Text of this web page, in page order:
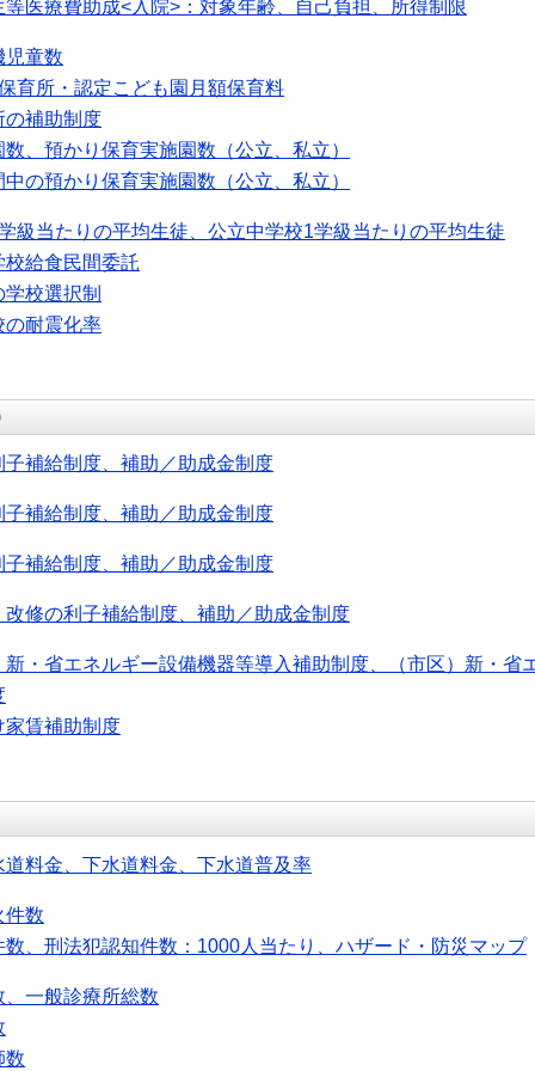
医療費助成<入院>：対象年齢、自己負担、所得制限
児童数
育所・認定こども園月額保育料
の補助制度
、預かり保育実施園数（公立、私立）
の預かり保育実施園数（公立、私立）
級当たりの平均生徒、公立中学校1学級当たりの平均生徒
給食民間委託
校選択制
の耐震化率
子補給制度、補助／助成金制度
子補給制度、補助／助成金制度
子補給制度、補助／助成金制度
改修の利子補給制度、補助／助成金制度
新・省エネルギー設備機器等導入補助制度、（市区）新・省
家賃補助制度
道料金、下水道料金、下水道普及率
件数
数、刑法犯認知件数：1000人当たり、ハザード・防災マップ
一般診療所総数
数